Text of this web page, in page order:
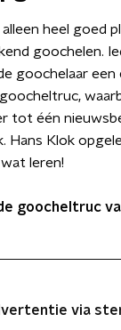
heel goed
goochelen.
goochelaar
tot één
Hans Klok
leren!
goocheltruc
via